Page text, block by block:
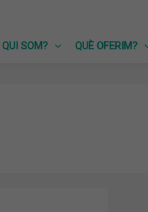
QUI SOM? QUÈ OFERIM?